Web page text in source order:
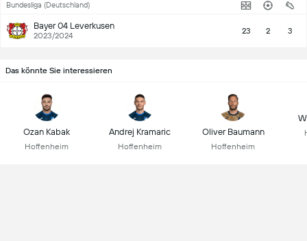
Bundesliga (Deutschland)
Bayer 04 Leverkusen
2023/2024 23 2 3
Das könnte Sie interessieren
Ozan Kabak
Hoffenheim
Andrej Kramaric
Hoffenheim
Oliver Baumann
Hoffenheim